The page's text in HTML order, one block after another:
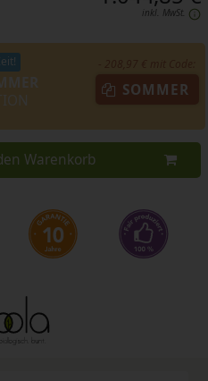
inkl. MwSt.
SOMMER
Warenkorb